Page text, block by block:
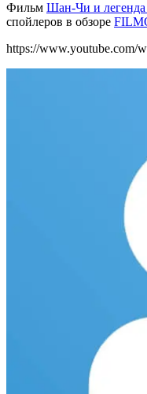
Фильм Шан-Чи и легенда
спойлеров в обзоре
https://www.youtube.com/